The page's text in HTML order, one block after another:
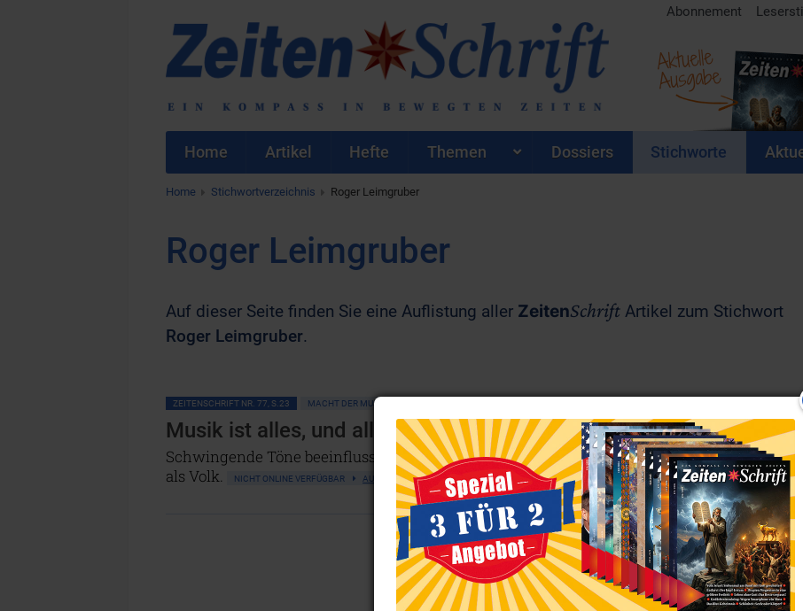
Abonnement
Aktuelle
Ausgabe
Home Artikel Hefte Themen Dossiers Stichworte
Home Stichwortverzeichnis Roger Leimgruber
Roger Leimgruber
Auf dieser Seite finden Sie eine Auflistung aller ZeitenSchrift Artikel zum Stichwort
Roger Leimgruber.
ZEITENSCHRIFT NR. 77, S.23 MACHT DER MUSIK
Musik ist alles, und alles ist Musik
Schwingende Töne beeinflussen uns auf jeder Ebene des Lebens, sowohl einzeln, als auch
als Volk.
NICHT ONLINE VERFÜGBAR AUSGABE BESTELLEN